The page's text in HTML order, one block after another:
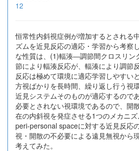
12
恒常性内斜視症例が増加するとされる
ズムを近見反応の適応・学習から考察
な性質は、(1)輻湊―調節間クロスリン
節により輻湊反応が、輻湊により調節
反応は極めて環境に適応学習しやすい
方視ばかりを長時間、繰り返し行う視
近見システムそのものが適応するので
必要とされない視環境であるので、開
在の内斜視を発症させる1つのメカニズ
peri-personal spaceに対する近見反応
視・開散の不必要による遠見無視から
考えてみた。